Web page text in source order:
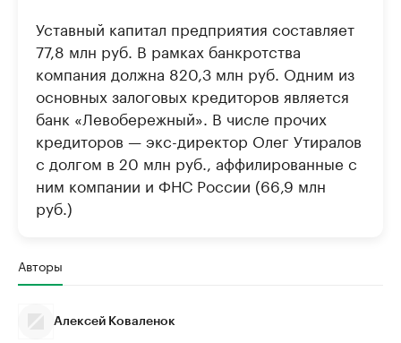
Уставный капитал предприятия составляет
77,8 млн руб. В рамках банкротства
компания должна 820,3 млн руб. Одним из
основных залоговых кредиторов является
банк «Левобережный». В числе прочих
кредиторов — экс-директор Олег Утиралов
с долгом в 20 млн руб., аффилированные с
ним компании и ФНС России (66,9 млн
руб.)
Авторы
Алексей Коваленок